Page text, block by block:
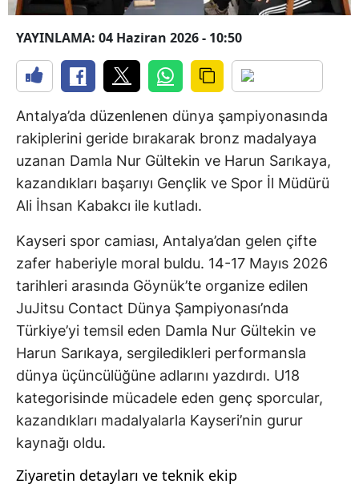
YAYINLAMA: 04 Haziran 2026 - 10:50
Antalya’da düzenlenen dünya şampiyonasında
rakiplerini geride bırakarak bronz madalyaya
uzanan Damla Nur Gültekin ve Harun Sarıkaya,
kazandıkları başarıyı Gençlik ve Spor İl Müdürü
Ali İhsan Kabakcı ile kutladı.
Kayseri spor camiası, Antalya’dan gelen çifte
zafer haberiyle moral buldu. 14-17 Mayıs 2026
tarihleri arasında Göynük’te organize edilen
JuJitsu Contact Dünya Şampiyonası’nda
Türkiye’yi temsil eden Damla Nur Gültekin ve
Harun Sarıkaya, sergiledikleri performansla
dünya üçüncülüğüne adlarını yazdırdı. U18
kategorisinde mücadele eden genç sporcular,
kazandıkları madalyalarla Kayseri’nin gurur
kaynağı oldu.
Ziyaretin detayları ve teknik ekip